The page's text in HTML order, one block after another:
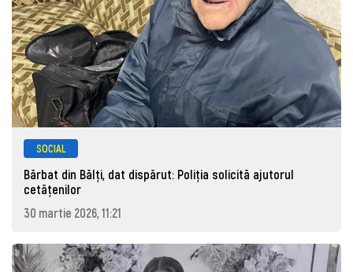
SOCIAL
Bărbat din Bălți, dat dispărut: Poliţia solicită ajutorul
cetăţenilor
30 martie 2026, 11:21